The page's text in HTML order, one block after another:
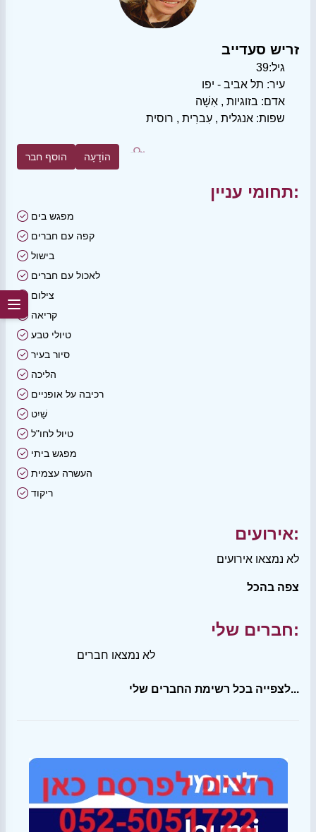
זריש סעדייב
גיל:39
עיר: תל אביב - יפו
אדם: בזוגיות , אִשָׁה
שפות: אנגלית , עִברִית , רוסית
הוסף חבר הוֹדָעָה
תחומי עניין:
מפגש בים
קפה עם חברים
בישול
לאכול עם חברים
צילום
קריאה
טיולי טבע
סיור בעיר
הליכה
רכיבה על אופניים
שַׁיִט
טיול לחו"ל
מפגש ביתי
העשרה עצמית
ריקוד
אירועים:
לא נמצאו אירועים
צפה בהכל
חברים שלי:
לא נמצאו חברים
לצפייה בכל רשימת החברים שלי...